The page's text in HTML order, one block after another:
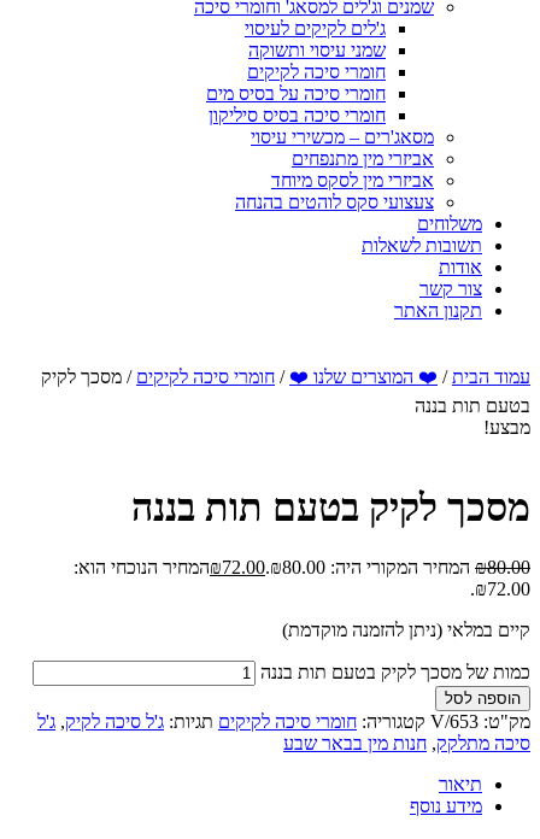
שמנים וג'לים למסאג' וחומרי סיכה
ג'לים לקיקים לעיסוי
שמני עיסוי ותשוקה
חומרי סיכה לקיקים
חומרי סיכה על בסיס מים
חומרי סיכה בסיס סיליקון
מסאג'רים – מכשירי עיסוי
אביזרי מין מתנפחים
אביזרי מין לסקס מיוחד
צעצועי סקס לוהטים בהנחה
משלוחים
תשובות לשאלות
אודות
צור קשר
תקנון האתר
עמוד הבית/ ❤️ המוצרים שלנו ❤️ / חומרי סיכה לקיקים / מסכך לקיק
בטעם תות בננה
מבצע!
מסכך לקיק בטעם תות בננה
₪80.00 המחיר המקורי היה: ₪80.00. ₪72.00
המחיר הנוכחי הוא:
₪72.00.
קיים במלאי (ניתן להזמנה מוקדמת)
כמות של מסכך לקיק בטעם תות בננה
הוספה לסל
מק"ט: 653/V קטגוריה: חומרי סיכה לקיקים תגיות: ג'ל סיכה לקיק, ג'ל
סיכה מתלקק, חנות מין בבאר שבע
תיאור
מידע נוסף